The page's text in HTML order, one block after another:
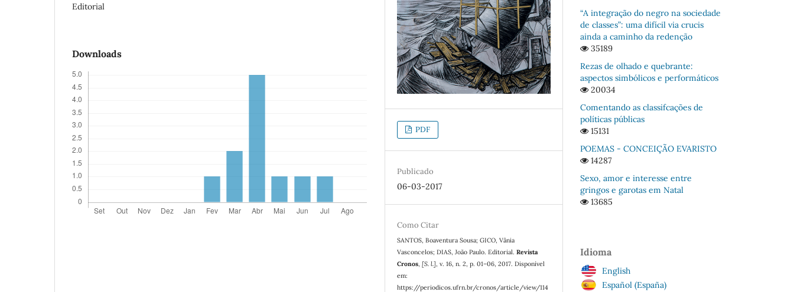
Editorial
Downloads
PDF
Publicado
06-03-2017
Como Citar
SANTOS, Boaventura Sousa; GICO, Vânia
Vasconcelos; DIAS, João Paulo. Editorial.Revista
Cronos ,[S. l.] , v. 16, n. 2, p. 01–06, 2017. Disponível
em:
https://periodicos.ufrn.br/cronos/article/view/114
“A integração do negro na sociedade
de classes”: uma difícil via crucis
ainda a caminho da redenção
35189
Rezas de olhado e quebrante:
aspectos simbólicos e performáticos
20034
Comentando as classifcações de
políticas públicas
15131
POEMAS - CONCEIÇÃO EVARISTO
14287
Sexo, amor e interesse entre
gringos e garotas em Natal
13685
Idioma
English
Español (España)